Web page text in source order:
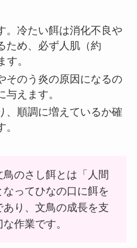
。冷たい餌は消化不良や
ため、必ず人肌（約
。
そのう炎の原因になるの
えます。
、順調に増えているか確
鳥のさし餌とは「人間
ってひなの口に餌を
り、文鳥の成長を支
作業です。